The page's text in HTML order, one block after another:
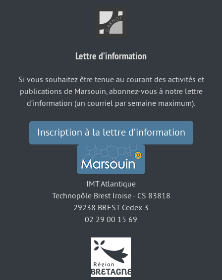
Lettre d’information
Si vous souhaitez être tenue au courant des activités et
publications de Marsouin, abonnez-vous à notre lettre
d’information (un courriel par semaine maximum).
Inscription à la lettre d’information
IMT Atlantique
Technopôle Brest Iroise - CS 83818
29238 BREST Cedex 3
02 29 00 15 69